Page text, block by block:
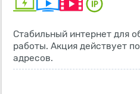
Стабильный интернет для
работы. Акция действует
адресов.